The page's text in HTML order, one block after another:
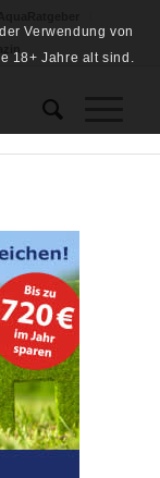
Verwendung von
18+ Jahre alt sind.